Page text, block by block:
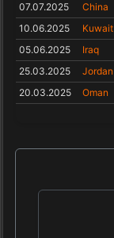
07.07.2025 China
10.06.2025 Kuwait
05.06.2025 Iraq
25.03.2025 Jordan
20.03.2025 Oman